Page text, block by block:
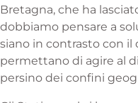
Bretagna, che ha
dobbiamo pensare a
siano in contrasto con
permettano di agire al
persino dei confini